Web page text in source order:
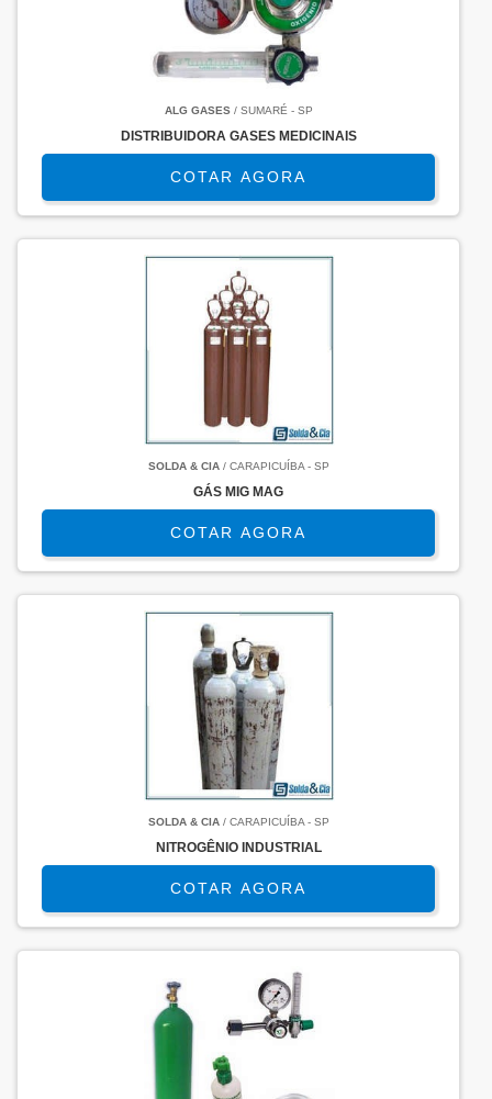
ALG GASES/ SUMARÉ - SP
DISTRIBUIDORA GASES MEDICINAIS
COTAR AGORA
SOLDA & CIA/ CARAPICUÍBA - SP
GÁS MIG MAG
COTAR AGORA
SOLDA & CIA/ CARAPICUÍBA - SP
NITROGÊNIO INDUSTRIAL
COTAR AGORA